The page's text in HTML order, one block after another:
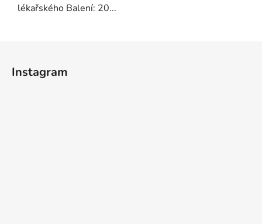
lékařského Balení: 20...
Instagram